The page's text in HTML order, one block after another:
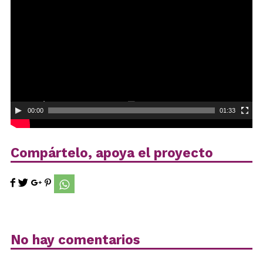
00:00 01:33
Compártelo, apoya el proyecto
No hay comentarios